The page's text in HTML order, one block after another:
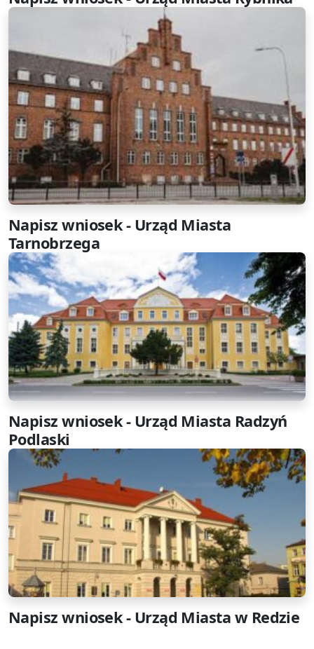
Napisz wniosek - Urząd Miasta
Tarnobrzega
Napisz wniosek - Urząd Miasta Radzyń
Podlaski
Napisz wniosek - Urząd Miasta w Redzie